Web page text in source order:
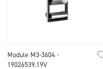
Module M3-3604 -
19026539.19V